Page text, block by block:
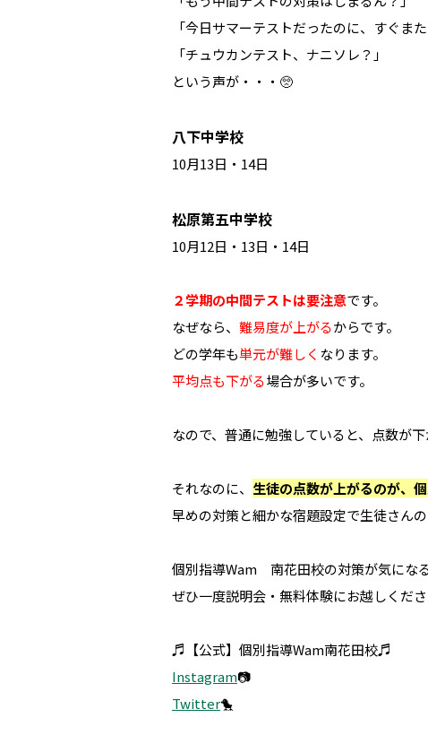
「今日サマーテストだったのに、すぐま
「チュウカンテスト、ナニソレ？」
という声が・・・🥺
八下中学校
10月13日・14日
松原第五中学校
10月12日・13日・14日
２学期の中間テストは要注意です。
なぜなら、 難易度が上がるからです。
どの学年も単元が難しく なります。
平均点も下がる場合が多いです。
なので、普通に勉強していると、点数が下
それなのに、 生徒の点数が上がるのが、
早めの対策と細かな宿題設定で生徒さん
個別指導Wam 南花田校の対策が気になる
ぜひ一度説明会・無料体験にお越しくだ
♬【公式】個別指導Wam南花田校♬
Instagram📷
Twitter🐤